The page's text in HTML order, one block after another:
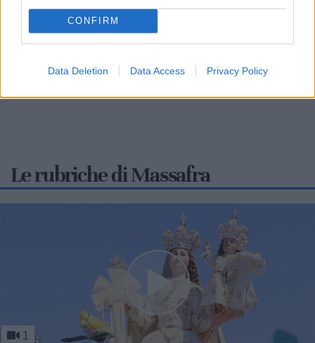
CONFIRM
Data Deletion Data Access Privacy Policy
Nella serata di sabato 8 agosto, a partire dalle 20:30, la
frazione costiera ospiterà la prima edizione del “Verde Mare
Music Fest”,...
Le rubriche di Massafra
1